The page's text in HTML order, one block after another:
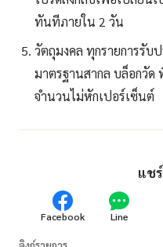
ทันทีภายใน 2 วัน
วัตถุมงคล ทุกรายการรับ
มาตรฐานสากล บล็อกวั
จำนวนไม่หักเปอร์เซ็นต์
แช
Facebook Line